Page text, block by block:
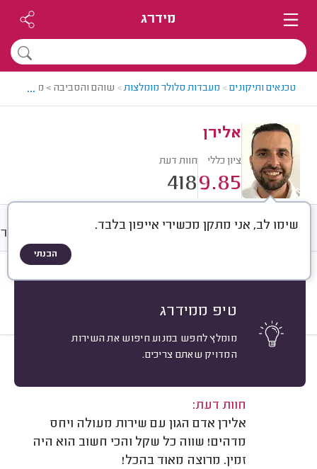
מידרג
טכנאים ותיקונים> מעבדות סלולר מומלצות> שוהם והסביבה > מעבדת
...
אלירן
ציון כללי
9.85
חוות דעת
418
שימו לב, אני מתקן מכשירי אייפון בלבד.
הבנתי
טיפ ממידרג
מומלץ לחפש במנוע חיפוש את השירות
המדויק שאתם צריכים.
חוות דעת מחירים
סוג מכשיר
אלעד ב. שוהם.
חוות דעת:
אלירן אדם הגון עם שירות מעולה ויחס
מדהים! שווה כל שקל והכי חשוב הוא היה
זמין. מרוצה מאוד בהכל!